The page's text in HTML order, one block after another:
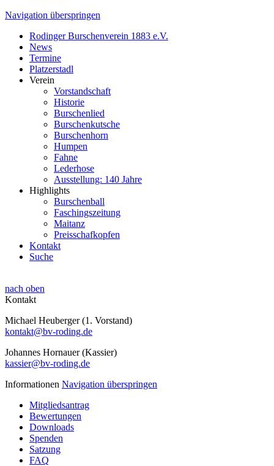
Navigation überspringen
Rodinger Burschenverein 1883 e.V.
News
Termine
Platzerstadl
Verein
Vorstandschaft
Historie
Burschenlied
Burschenkutsche
Burschenhorn
Humpen
Fahne
Lederhose
Ausstellung: 140 Jahre
Highlights
Burschenball
Faschingszeitung
Maitanz
Preisschafkopfen
Kontakt
Suche
nach oben
Kontakt
Michael Heuberger (1. Vorstand)
kontakt@bv-roding.de
Johannes Hornauer (Kassier)
kassier@bv-roding.de
Informationen Navigation überspringen
Mitgliedsantrag
Bewertungen
Downloads
Spenden
Satzung
FAQ